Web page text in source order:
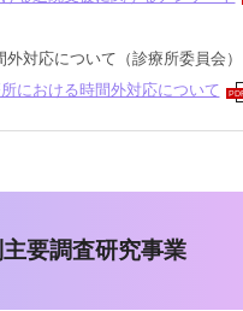
外対応について（診療所委員会）
における時間外対応について
要調査研究事業